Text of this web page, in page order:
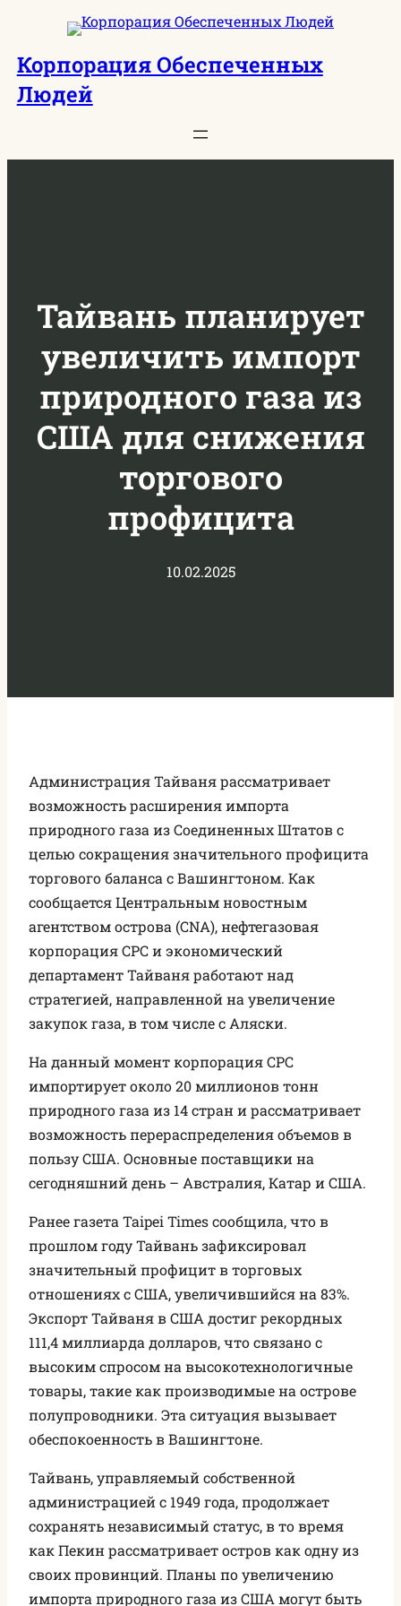
Перейти
содержимому
Корпорация Обеспеченных
Людей
Тайвань планирует
увеличить импорт
природного газа из
США для снижения
торгового
профицита
10.02.2025
Администрация Тайваня рассматривает
возможность расширения импорта
природного газа из Соединенных Штатов с
целью сокращения значительного профицита
торгового баланса с Вашингтоном. Как
сообщается Центральным новостным
агентством острова (CNA), нефтегазовая
корпорация CPC и экономический
департамент Тайваня работают над
стратегией, направленной на увеличение
закупок газа, в том числе с Аляски.
На данный момент корпорация CPC
импортирует около 20 миллионов тонн
природного газа из 14 стран и рассматривает
возможность перераспределения объемов в
пользу США. Основные поставщики на
сегодняшний день – Австралия, Катар и США.
Ранее газета Taipei Times сообщила, что в
прошлом году Тайвань зафиксировал
значительный профицит в торговых
отношениях с США, увеличившийся на 83%.
Экспорт Тайваня в США достиг рекордных
111,4 миллиарда долларов, что связано с
высоким спросом на высокотехнологичные
товары, такие как производимые на острове
полупроводники. Эта ситуация вызывает
обеспокоенность в Вашингтоне.
Тайвань, управляемый собственной
администрацией с 1949 года, продолжает
сохранять независимый статус, в то время
как Пекин рассматривает остров как одну из
своих провинций. Планы по увеличению
импорта природного газа из США могут быть